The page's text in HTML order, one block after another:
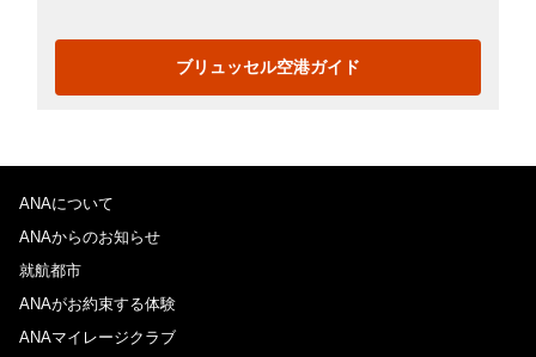
ブリュッセル空港ガイド
ANAについて
ANAからのお知らせ
就航都市
ANAがお約束する体験
ANAマイレージクラブ